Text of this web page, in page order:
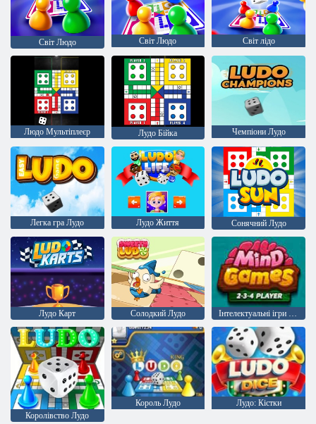
Світ Людо Світ Людо Світ лідо
Людо Мультіплеєр Лудо Бійка Чемпіони Лудо
Легка гра Лудо Лудо Життя Сонячний Лудо
Лудо Карт Солодкий Лудо Інтелектуальні ігри для 2-3-4 гравців
Королівство Лудо
Король Лудо Лудо: Кістки